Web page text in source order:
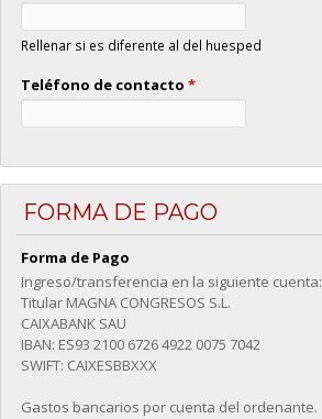
Rellenar si es diferente al del huesped
Teléfono de contacto*
FORMA DE PAGO
Forma de Pago
Ingreso/transferencia en la siguiente cuenta:
Titular MAGNA CONGRESOS S.L.
CAIXABANK SAU
IBAN: ES93 2100 6726 4922 0075 7042
SWIFT: CAIXESBBXXX
Gastos bancarios por cuenta del ordenante.